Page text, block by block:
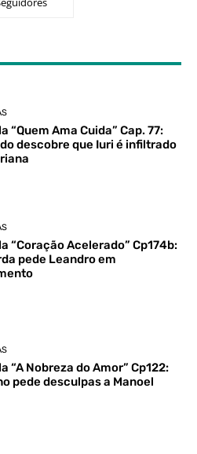
“Quem Ama Cuida” Cap. 77:
descobre que Iuri é infiltrado
“Coração Acelerado” Cp174b:
pede Leandro em
“A Nobreza do Amor” Cp122:
pede desculpas a Manoel